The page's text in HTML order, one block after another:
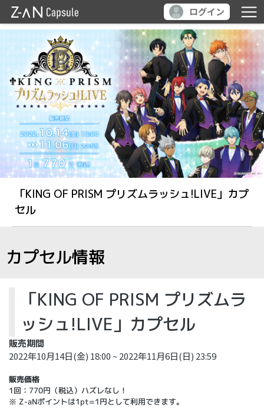
ログイン
「KING OF PRISM プリズムラッシュ!LIVE」カプ
セル
カプセル情報
「KING OF PRISM プリズムラ
ッシュ!LIVE」カプセル
販売期間
2022年10月14日(金) 18:00 ~ 2022年11月6日(日) 23:59
販売価格
1回：770円（税込）ハズレなし！
※ Z-aNポイントは1pt=1円として利用できます。